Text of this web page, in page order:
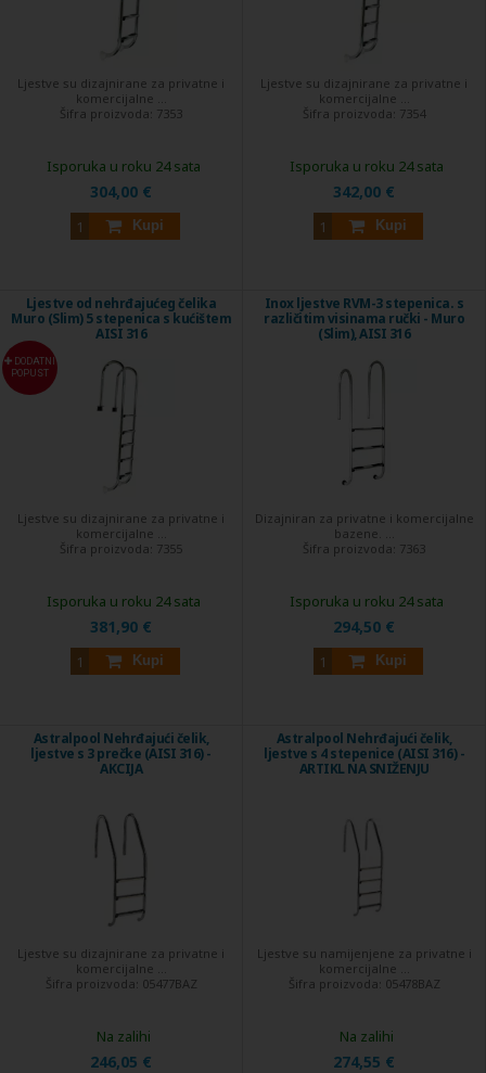
Ljestve su dizajnirane za privatne i
komercijalne ...
Šifra proizvoda: 7353
304,00 €
Kupi
Isporuka u roku 24 sata
Ljestve su dizajnirane za privatne i
komercijalne ...
Šifra proizvoda: 7354
342,00 €
Kupi
Isporuka u roku 24 sata
Ljestve od nehrđajućeg čelika
Muro (Slim) 5 stepenica s kućištem
AISI 316
DODATNI
POPUST
Ljestve su dizajnirane za privatne i
komercijalne ...
Šifra proizvoda: 7355
381,90 €
Kupi
Isporuka u roku 24 sata
Inox ljestve RVM-3 stepenica. s
različitim visinama ručki - Muro
(Slim), AISI 316
Dizajniran za privatne i komercijalne
bazene. ...
Šifra proizvoda: 7363
294,50 €
Kupi
Isporuka u roku 24 sata
Astralpool Nehrđajući čelik,
ljestve s 3 prečke (AISI 316) -
AKCIJA
Ljestve su dizajnirane za privatne i
komercijalne ...
Šifra proizvoda: 05477BAZ
246,05 €
Na zalihi
Astralpool Nehrđajući čelik,
ljestve s 4 stepenice (AISI 316) -
ARTIKL NA SNIŽENJU
Ljestve su namijenjene za privatne i
komercijalne ...
Šifra proizvoda: 05478BAZ
274,55 €
Na zalihi